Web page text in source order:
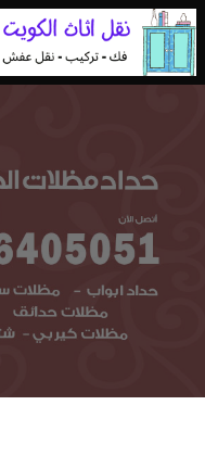
التخطي
إلى
المحتوى
هل تبحث عن أفضل خدمات